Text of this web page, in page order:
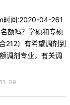
时间:2020-04-261
额吗？学硕和专硕
212）有希望调剂到
调剂专业，有关调
09